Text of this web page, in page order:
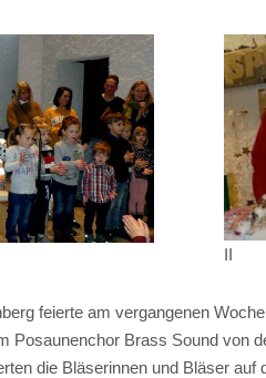
II
feierte am vergangenen
Posaunenchor Brass Sound von
die Bläserinnen und Bläser